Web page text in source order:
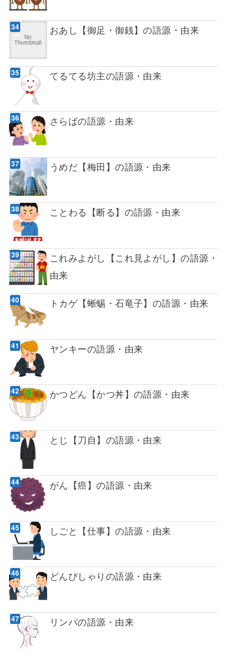
おあし【御足・御銭】の語源・由来
てるてる坊主の語源・由来
さらばの語源・由来
うめだ【梅田】の語源・由来
ことわる【断る】の語源・由来
これみよがし【これ見よがし】の語源・
由来
トカゲ【蜥蜴・石竜子】の語源・由来
ヤンキーの語源・由来
かつどん【かつ丼】の語源・由来
とじ【刀自】の語源・由来
がん【癌】の語源・由来
しごと【仕事】の語源・由来
どんぴしゃりの語源・由来
リンパの語源・由来